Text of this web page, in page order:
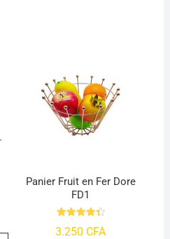
Panier Fruit en Fer Dore
FD1
4.41
3.250 CFA